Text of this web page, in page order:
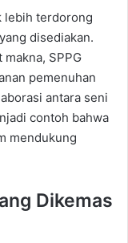
lebih terdorong
disediakan.
SPPG
pemenuhan
antara seni
contoh bahwa
mendukung
Dikemas